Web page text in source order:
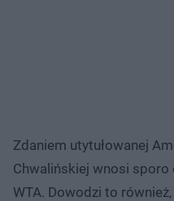
Zdaniem utytułowanej
Chwalińskiej wnosi
WTA. Dowodzi to również,